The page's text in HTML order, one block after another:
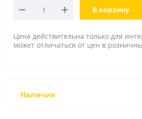
В корзину
Цена действительна только для
может отличаться от цен в
Наличие